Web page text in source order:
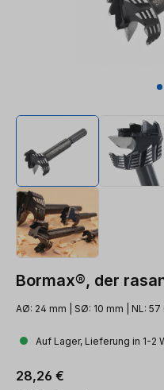
Bormax®, der
AØ: 24 mm | SØ: 10 mm | NL: 57
Auf Lager, Lieferung in 1-2
Regulärer Preis:
28,26 €